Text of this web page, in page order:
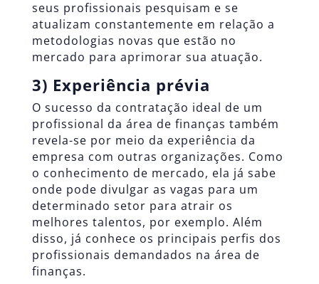
seus profissionais pesquisam e se
atualizam constantemente em relação a
metodologias novas que estão no
mercado para aprimorar sua atuação.
3) Experiência prévia
O sucesso da contratação ideal de um
profissional da área de finanças também
revela-se por meio da experiência da
empresa com outras organizações. Como
o conhecimento de mercado, ela já sabe
onde pode divulgar as vagas para um
determinado setor para atrair os
melhores talentos, por exemplo. Além
disso, já conhece os principais perfis dos
profissionais demandados na área de
finanças.